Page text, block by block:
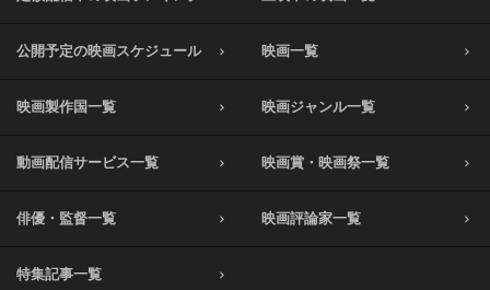
公開予定の映画スケジュール 映画一覧
映画製作国一覧 映画ジャンル一覧
動画配信サービス一覧 映画賞・映画祭一覧
俳優・監督一覧 映画評論家一覧
特集記事一覧